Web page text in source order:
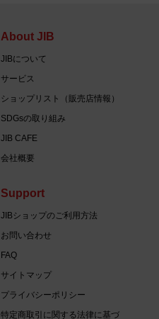
About JIB
JIBについて
サービス
ショップリスト（販売店情報）
SDGsの取り組み
JIB CAFE
会社概要
Support
JIBショップのご利用方法
お問い合わせ
FAQ
サイトマップ
プライバシーポリシー
特定商取引に関する法律に基づ